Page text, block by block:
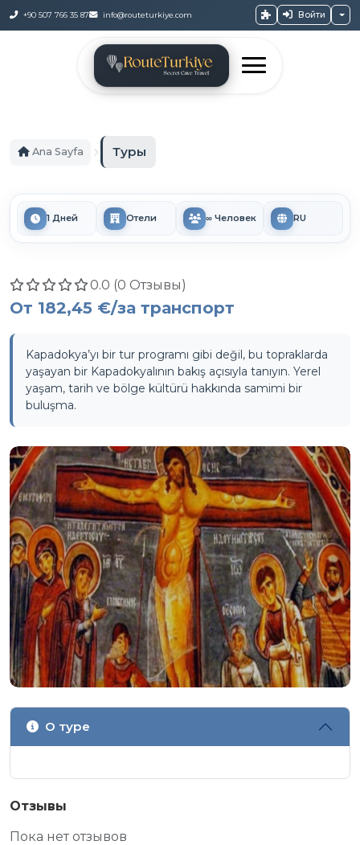
+90 507 766 35 87 info@routeturkiye.com Войти
Ana Sayfa Туры
1 Дней Отели ∞ Человек RU
0.0 (0 Отзывы)
От 182,45 €/за транспорт
Kapadokya’yı bir tur programı gibi değil, bu topraklarda
yaşayan bir Kapadokyalının bakış açısıyla tanıyın. Yerel
yaşam, tarih ve bölge kültürü hakkında samimi bir
buluşma.
О туре
Отзывы
Пока нет отзывов